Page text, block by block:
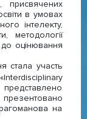
присвячених
в умовах
інтелекту,
методології
оцінювання
стала участь
на